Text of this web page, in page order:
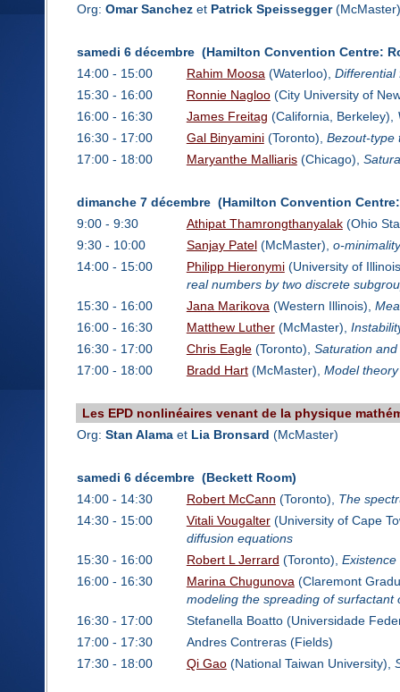
Org: Omar Sanchezet Patrick Speissegger(McMaster)
samedi 6 décembre (Hamilton Convention Centre:
14:00 - 15:00
Rahim Moosa(Waterloo), Differential
15:30 - 16:00
Ronnie Nagloo(City University of
16:00 - 16:30
James Freitag (California, Berkeley),
16:30 - 17:00
Gal Binyamini(Toronto), Bezout-type
17:00 - 18:00
Maryanthe Malliaris(Chicago),
dimanche 7 décembre (Hamilton Convention
9:00 - 9:30
Athipat Thamrongthanyalak(Ohio
9:30 - 10:00
Sanjay Patel(McMaster), o-
14:00 - 15:00
Philipp Hieronymi(University of
real numbers by two discrete
15:30 - 16:00
Jana Marikova(Western Illinois),
16:00 - 16:30
Matthew Luther(McMaster),
16:30 - 17:00
Chris Eagle(Toronto), Saturation
17:00 - 18:00
Bradd Hart(McMaster), Model
Les EPD nonlinéaires venant de la physique
Org: Stan Alamaet Lia Bronsard (McMaster)
samedi 6 décembre (Beckett Room)
14:00 - 14:30
Robert McCann (Toronto), The
14:30 - 15:00
Vitali Vougalter(University of Cape
diffusion equations
15:30 - 16:00
Robert L Jerrard (Toronto),
16:00 - 16:30
Marina Chugunova(Claremont
modeling the spreading of surfactant
16:30 - 17:00
Stefanella Boatto (Universidade
17:00 - 17:30
Andres Contreras (Fields)
17:30 - 18:00
Qi Gao(National Taiwan University),